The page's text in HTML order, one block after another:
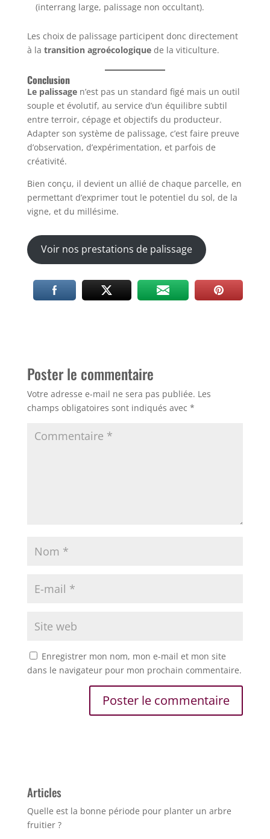
(interrang large, palissage non occultant).
Les choix de palissage participent donc directement
à la transition agroécologiquede la viticulture.
Conclusion
Le palissagen’est pas un standard figé mais un outil
souple et évolutif, au service d’un équilibre subtil
entre terroir, cépage et objectifs du producteur.
Adapter son système de palissage, c’est faire preuve
d’observation, d’expérimentation, et parfois de
créativité.
Bien conçu, il devient un allié de chaque parcelle, en
permettant d’exprimer tout le potentiel du sol, de la
vigne, et du millésime.
Voir nos prestations de palissage
Poster le commentaire
Votre adresse e-mail ne sera pas publiée. Les
champs obligatoires sont indiqués avec *
Enregistrer mon nom, mon e-mail et mon site
dans le navigateur pour mon prochain commentaire.
Articles
Quelle est la bonne période pour planter un arbre
fruitier ?